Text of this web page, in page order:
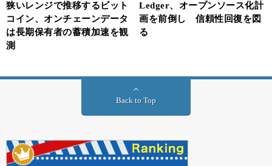
狭いレンジで推移するビット
コイン、オンチェーンデータ
は長期保有者の蓄積加速を観
測
Ledger、オープンソース化計
画を前倒し 信頼性回復を図
る
Back to Top